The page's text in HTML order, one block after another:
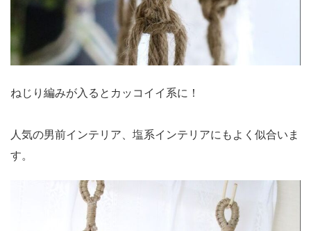
ねじり編みが入るとカッコイイ系に！
人気の男前インテリア、塩系インテリアにもよく似合いま
す。